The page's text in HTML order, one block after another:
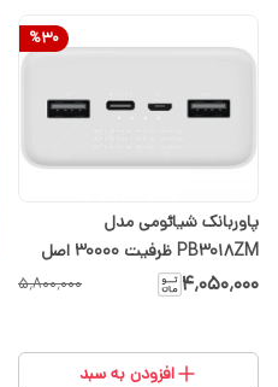
%30
پاوربانک شیائومی مدل
PB3018ZM ظرفیت 30000 اصل
۴٬۰۵۰٬۰۰۰ ۵٬۸۰۰٬۰۰۰
افزودن به سبد